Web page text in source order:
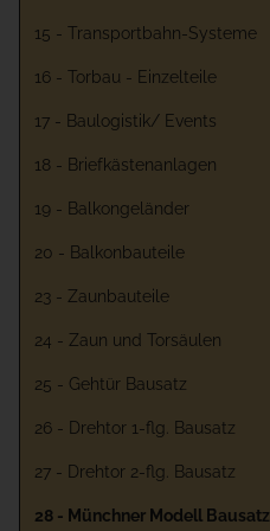
15 - Transportbahn-Systeme
16 - Torbau - Einzelteile
17 - Baulogistik/ Events
18 - Briefkästenanlagen
19 - Balkongeländer
20 - Balkonbauteile
23 - Zaunbauteile
24 - Zaun und Torsäulen
25 - Gehtür Bausatz
26 - Drehtor 1-flg. Bausatz
27 - Drehtor 2-flg. Bausatz
28 - Münchner Modell Bausatz